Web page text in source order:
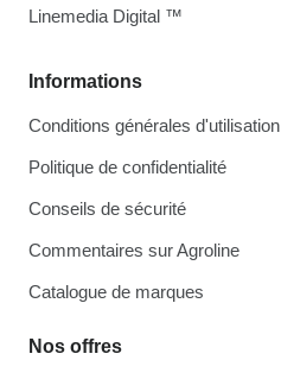
Informations
Conditions générales d'utilisation
Politique de confidentialité
Conseils de sécurité
Commentaires sur Agroline
Catalogue de marques
Nos offres
Linemedia Digital ™